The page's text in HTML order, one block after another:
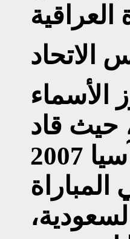
الاتحاد
الأسماء
حيث قاد
منتخب بلاده للفوز بكأس آسيا 2007